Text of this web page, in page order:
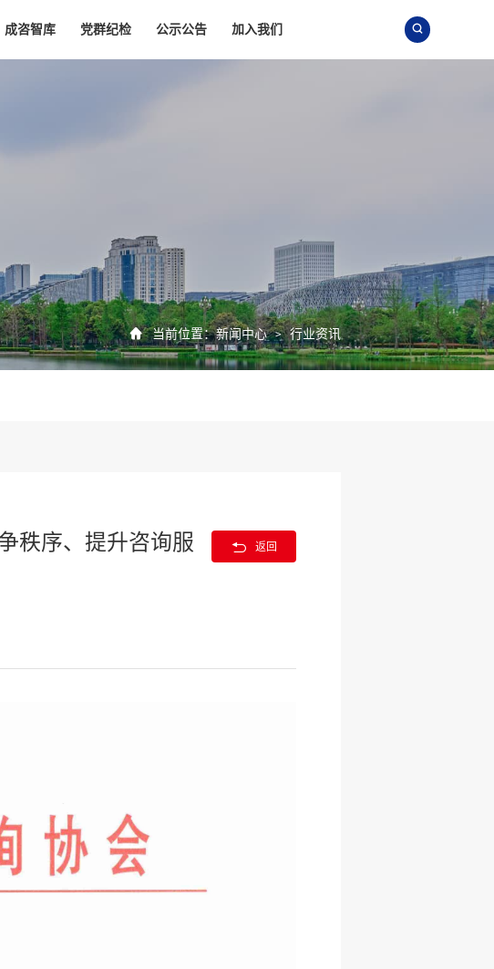
成咨智库 党群纪检 公示公告 加入我们 
 当前位置：新闻中心 > 行业资讯
秩序、提升咨询服
 返回